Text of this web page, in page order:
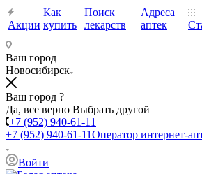
Акции
Как
купить
Поиск
лекарств
Адреса
аптек
Ваш город
Новосибирск
Ваш город ?
Да, все верно Выбрать другой
+7 (952) 940-61-11
+7 (952) 940-61-11Оператор интернет-
Войти